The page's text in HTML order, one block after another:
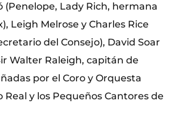
(Penelope, Lady Rich, hermana
Leigh Melrose y Charles Rice
del Consejo), David Soar
Walter Raleigh, capitán de
por el Coro y Orquesta
Real y los Pequeños Cantores de